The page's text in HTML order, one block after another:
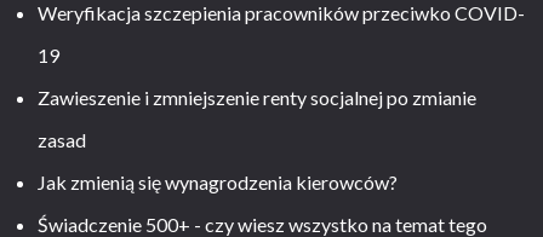
Weryfikacja szczepienia pracowników przeciwko COVID-
19
Zawieszenie i zmniejszenie renty socjalnej po zmianie
zasad
Jak zmienią się wynagrodzenia kierowców?
Świadczenie 500+ - czy wiesz wszystko na temat tego